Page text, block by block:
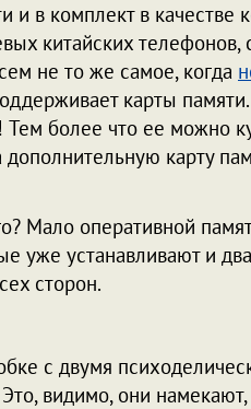
в комплект в качестве
китайских
не то же самое, когда
карты
Тем более что ее можно
дополнительную карту
Мало оперативной
уже устанавливают и
сторон.
с двумя
Это, видимо, они